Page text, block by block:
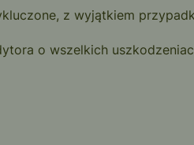
z wyjątkiem
o wszelkich